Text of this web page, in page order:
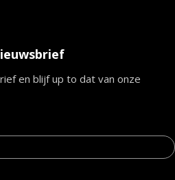
en blijf up to dat van onze